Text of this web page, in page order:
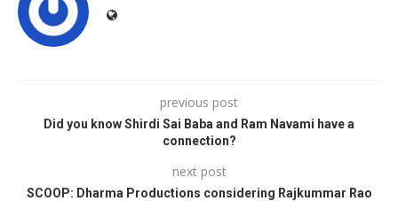
previous post
Did you know Shirdi Sai Baba and Ram Navami have a
connection?
next post
SCOOP: Dharma Productions considering Rajkummar Rao